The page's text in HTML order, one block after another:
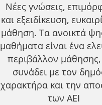
Νέες γνώσεις,
και εξειδίκευση,
μάθηση. Τα ανοικτά
μαθήματα είναι ένα
περιβάλλον
συνάδει με τον
χαρακτήρα και την
των ΑΕΙ